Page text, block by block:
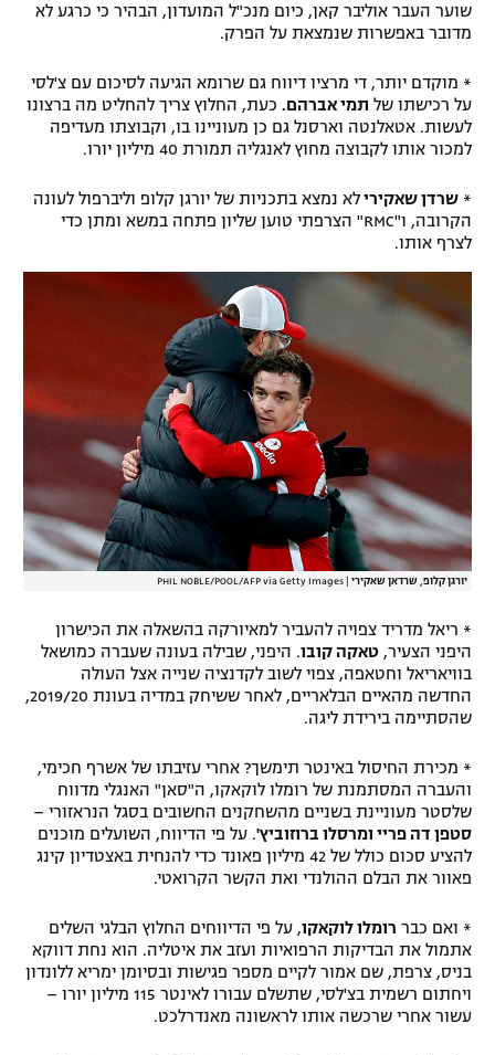
שוער העבר אוליבר קאן, כיום מנכ"ל המועדון, הבהיר כי כרגע לא
מדובר באפשרות שנמצאת על הפרק.
* מוקדם יותר, די מרציו דיווח גם שרומא הגיעה לסיכום עם צ'לסי
על רכישתו של תמי אברהם. כעת, החלוץ צריך להחליט מה ברצונו
לעשות. אטאלנטה וארסנל גם כן מעוניינו בו, וקבוצתו מעדיפה
למכור אותו לקבוצה מחוץ לאנגליה תמורת 40 מיליון יורו.
* שרדן שאקירילא נמצא בתכניות של יורגן קלופ וליברפול לעונה
הקרובה, ו"RMC" הצרפתי טוען שליון פתחה במשא ומתן כדי
לצרף אותו.
יורגן קלופ, שרדאן שאקירי PHIL NOBLE/POOL/AFP via Getty Images
* ריאל מדריד צפויה להעביר למאיורקה בהשאלה את הכישרון
היפני הצעיר, טאקה קובו. היפני, שבילה בעונה שעברה כמושאל
בוויאריאל וחטאפה, צפוי לשוב לקדנציה שנייה אצל העולה
החדשה מהאיים הבלאריים, לאחר ששיחק במדיה בעונת 2019/20,
שהסתיימה בירידת ליגה.
* מכירת החיסול באינטר תימשך? אחרי עזיבתו של אשרף חכימי,
והעברה המסתמנת של רומלו לוקאקו, ה"סאן" האנגלי מדווח
שלסטר מעוניינת בשניים מהשחקנים החשובים בסגל הנראזורי –
סטפן דה פריי ומרסלו ברוזוביץ'. על פי הדיווח, השועלים מוכנים
להציע סכום כולל של 42 מיליון פאונד כדי להנחית באצטדיון קינג
פאוור את הבלם ההולנדי ואת הקשר הקרואטי.
* ואם כבר רומלו לוקאקו, על פי הדיווחים החלוץ הבלגי השלים
אתמול את הבדיקות הרפואיות ועזב את איטליה. הוא נחת דווקא
בניס, צרפת, שם אמור לקיים מספר פגישות ובסיומן ימריא ללונדון
ויחתום רשמית בצ'לסי, שתשלם עבורו לאינטר 115 מיליון יורו –
עשור אחרי שרכשה אותו לראשונה מאנדרלכט.